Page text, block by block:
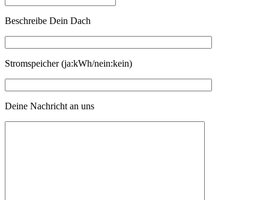
Beschreibe Dein Dach
Stromspeicher (ja:kWh/nein:kein)
Deine Nachricht an uns